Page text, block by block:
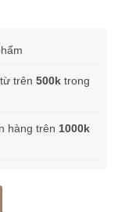
trên 500k trong
hàng trên 1000k